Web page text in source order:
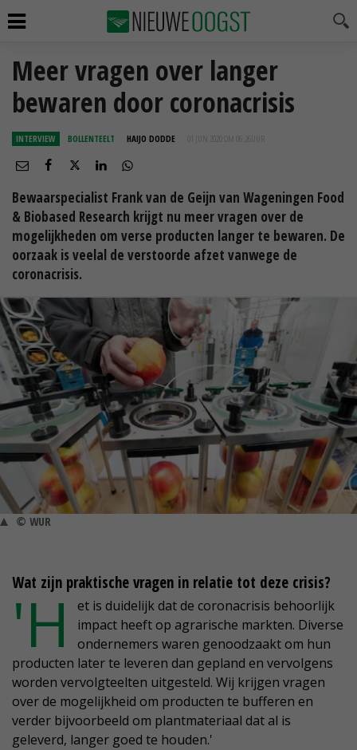
Meer vragen over langer
bewaren door coronacrisis
INTERVIEW BOLLENTEELT HAIJO DODDE 01 JUN 2020 OM 06:26
Bewaarspecialist Frank van de Geijn van Wageningen Food
& Biobased Research krijgt nu meer vragen over de
mogelijkheden om verse producten langer te bewaren. De
oorzaak is veelal de verstoorde afzet vanwege de
coronacrisis.
© WUR
Wat zijn praktische vragen in relatie tot deze crisis?
'H
et is duidelijk dat de coronacrisis behoorlijk
impact heeft op agrarische markten. Diverse
ondernemers waren genoodzaakt om hun
producten later te leveren dan gepland en vervolgens
worden vervolgteelten uitgesteld. Wij krijgen vragen
over de mogelijkheid om producten te bufferen en
verder bijvoorbeeld om plantmateriaal dat al is
geleverd, langer goed te houden.'